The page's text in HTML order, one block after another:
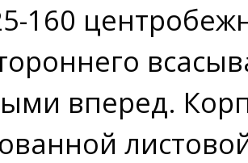
160
вперед.